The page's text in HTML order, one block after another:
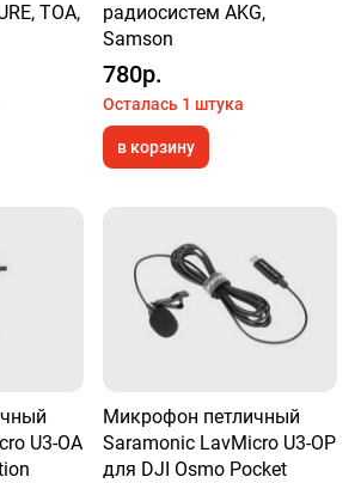
TOA,
радиосистем AKG,
Samson
780р.
Осталась 1 штука
в корзину
U3-OA
Микрофон петличный
Saramonic LavMicro U3-OP
для DJI Osmo Pocket